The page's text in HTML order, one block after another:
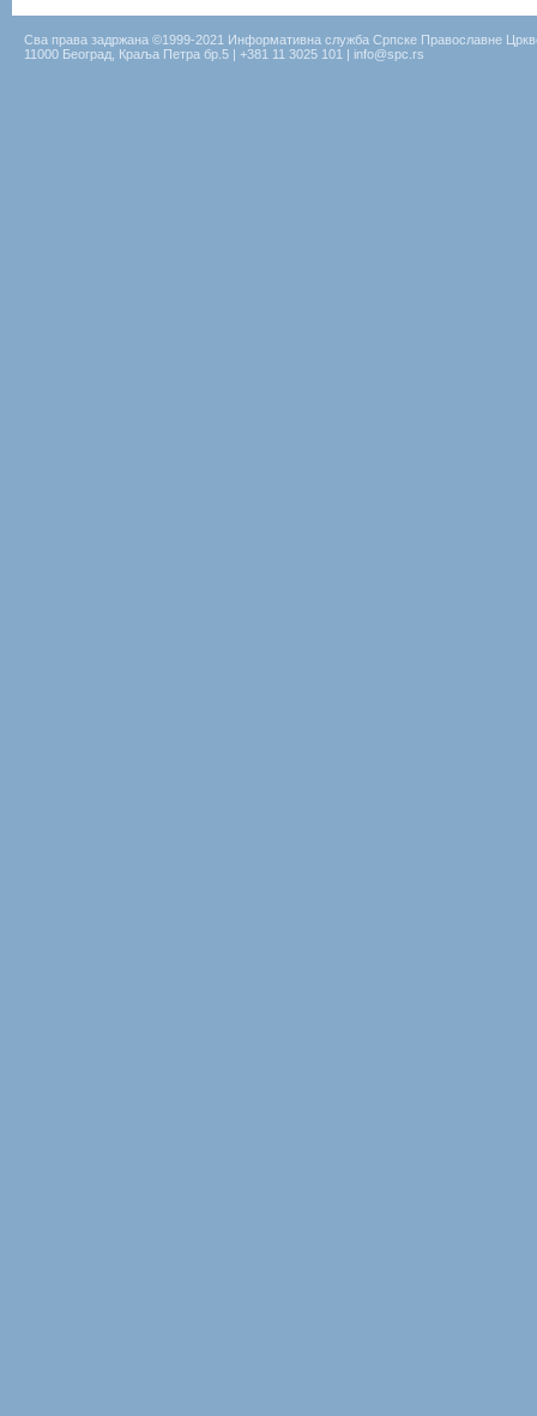
Сва права задржана ©1999-2021 Информативна служба Српске Православне
11000 Београд, Краља Петра бр.5 | +381 11 3025 101 | info@spc.rs